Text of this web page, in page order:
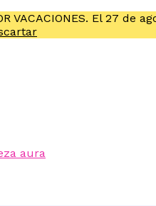
VACACIONES. El 27 de